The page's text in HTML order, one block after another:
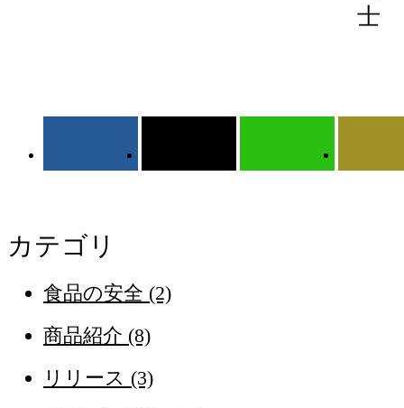
士
カテゴリ
食品の安全 (2)
商品紹介 (8)
リリース (3)